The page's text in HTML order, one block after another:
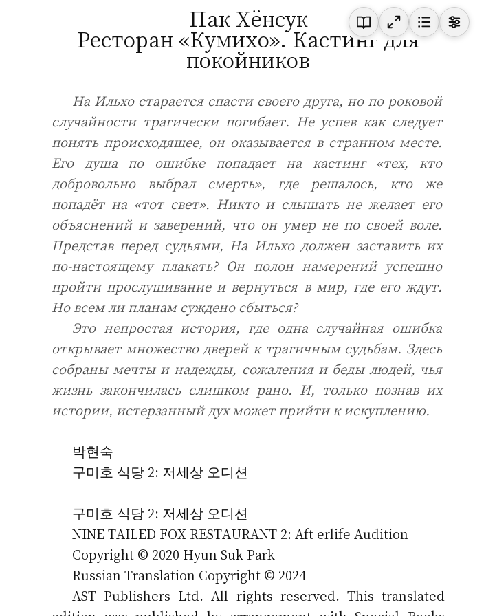
Пак Хёнсук
Ресторан «Кумихо». Кастинг для
покойников
На Ильхо старается спасти своего друга, но по роковой
случайности трагически погибает. Не успев как следует
понять происходящее, он оказывается в странном месте.
Его душа по ошибке попадает на кастинг «тех, кто
добровольно выбрал смерть», где решалось, кто же
попадёт на «тот свет». Никто и слышать не желает его
объяснений и заверений, что он умер не по своей воле.
Представ перед судьями, На Ильхо должен заставить их
по-настоящему плакать? Он полон намерений успешно
пройти прослушивание и вернуться в мир, где его ждут.
Но всем ли планам суждено сбыться?
Это непростая история, где одна случайная ошибка
открывает множество дверей к трагичным судьбам. Здесь
собраны мечты и надежды, сожаления и беды людей, чья
жизнь закончилась слишком рано. И, только познав их
истории, истерзанный дух может прийти к искуплению.
박현숙
구미호 식당 2: 저세상 오디션
구미호 식당 2: 저세상 오디션
NINE TAILED FOX RESTAURANT 2: Aft erlife Audition
Copyright © 2020 Hyun Suk Park
Russian Translation Copyright © 2024
AST Publishers Ltd. All rights reserved. This translated